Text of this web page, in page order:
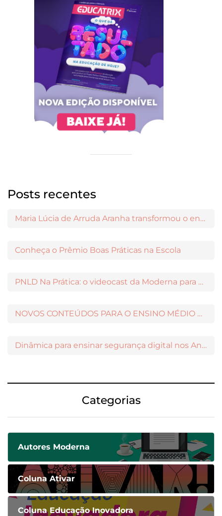
Posts recentes
Maria Lúcia de Arruda Aranha transformou o ensino de Filosofia no Brasil
Conheça o Prêmio Boas Práticas na Escola
PNLD Na Prática: o videocast da Moderna para apoiar a escolha das obras aprovadas
NOVOS CONTEÚDOS PARA O ENSINO MÉDIO DISPONÍVEIS NO MODERNAMIGOS
Dinâmica para ensinar segurança digital nos Anos Iniciais
Categorias
Autores Moderna
Coluna Ativar
Coluna Educação Inovadora